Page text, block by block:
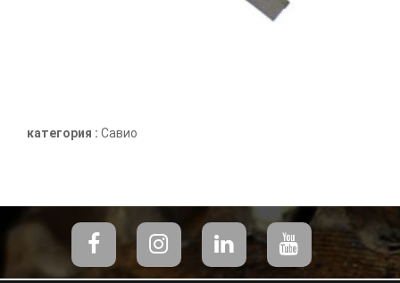
категория : Савио